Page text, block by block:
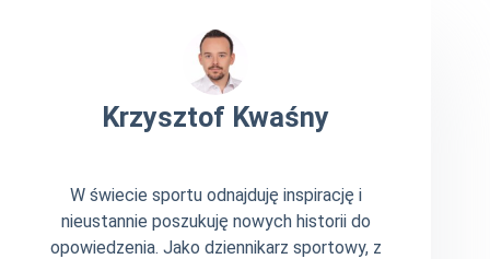
Krzysztof Kwaśny
W świecie sportu odnajduję inspirację i
nieustannie poszukuję nowych historii do
opowiedzenia. Jako dziennikarz sportowy, z